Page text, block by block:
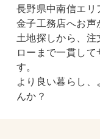
長野県中南信エ
金子工務店へお声
土地探しから、
ローまで一貫し
す。
より良い暮らし
んか？